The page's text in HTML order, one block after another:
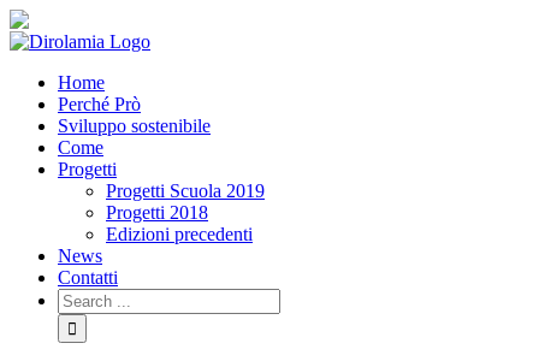
Skip
to
Facebook
YouTube
Sito
comune
Rho
Home
Perché Prò
Sviluppo sostenibile
Come
Progetti
Progetti Scuola 2019
Progetti 2018
Edizioni precedenti
News
Contatti
Search
for: